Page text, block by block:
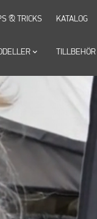
keyboard_arrow_down TILLBEHÖR
& TRICKS KATALOG